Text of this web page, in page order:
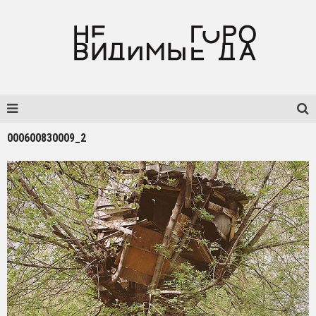
000600830009_2